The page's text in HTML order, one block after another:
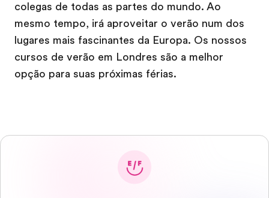
colegas de todas as partes do mundo. Ao
mesmo tempo, irá aproveitar o verão num dos
lugares mais fascinantes da Europa. Os nossos
cursos de verão em Londres são a melhor
opção para suas próximas férias.